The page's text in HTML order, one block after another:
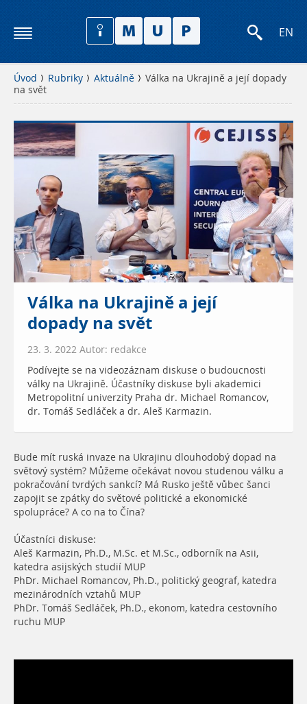
EN
Úvod Rubriky Aktuálně
Válka na Ukrajině a její dopady
na svět
Válka na Ukrajině a její
dopady na svět
23. 3. 2022 Autor: redakce
Podívejte se na videozáznam diskuse o budoucnosti
války na Ukrajině. Účastníky diskuse byli akademici
Metropolitní univerzity Praha dr. Michael Romancov,
dr. Tomáš Sedláček a dr. Aleš Karmazin.
Bude mít ruská invaze na Ukrajinu dlouhodobý dopad na
světový systém? Můžeme očekávat novou studenou válku a
pokračování tvrdých sankcí? Má Rusko ještě vůbec šanci
zapojit se zpátky do světové politické a ekonomické
spolupráce? A co na to Čína?
Účastníci diskuse:
Aleš Karmazin, Ph.D., M.Sc. et M.Sc., odborník na Asii,
katedra asijských studií MUP
PhDr. Michael Romancov, Ph.D., politický geograf, katedra
mezinárodních vztahů MUP
PhDr. Tomáš Sedláček, Ph.D., ekonom, katedra cestovního
ruchu MUP